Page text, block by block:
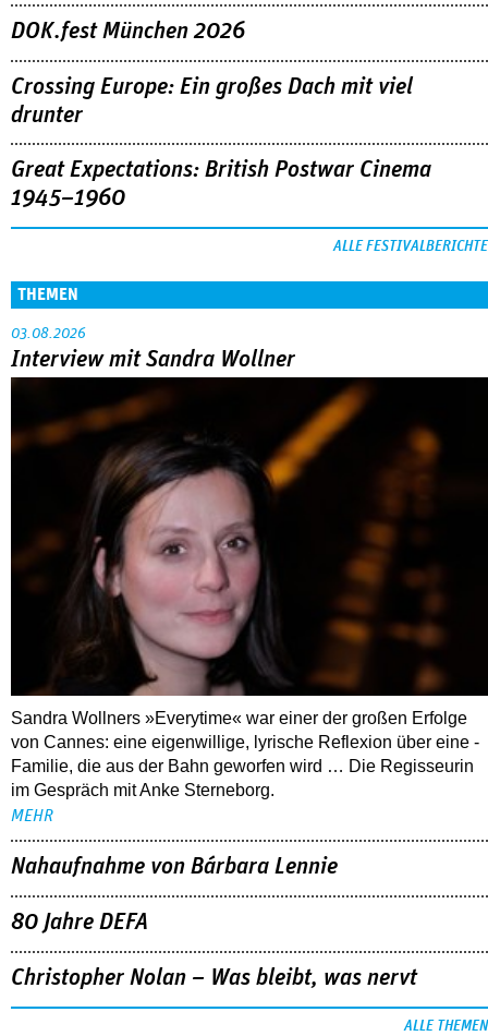
DOK.fest München 2026
Crossing Europe: Ein großes Dach mit viel
drunter
Great Expectations: British Postwar Cinema
1945–1960
ALLE FESTIVALBERICHTE
THEMEN
03.08.2026
Interview mit Sandra Wollner
Sandra Wollners »Everytime« war einer der großen Erfolge
von Cannes: eine eigenwillige, lyrische Reflexion über eine ­
Familie, die aus der Bahn geworfen wird … Die Regisseurin
im Gespräch mit Anke Sterneborg.
MEHR
Nahaufnahme von Bárbara Lennie
80 Jahre DEFA
Christopher Nolan – Was bleibt, was nervt
ALLE THEMEN